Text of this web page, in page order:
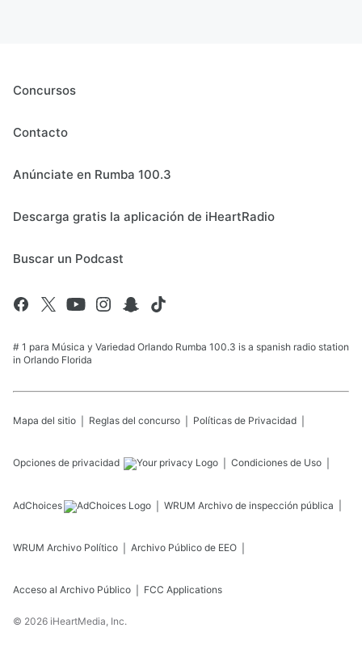
Concursos
Contacto
Anúnciate en Rumba 100.3
Descarga gratis la aplicación de iHeartRadio
Buscar un Podcast
# 1 para Música y Variedad Orlando Rumba 100.3 is a spanish radio station
in Orlando Florida
Mapa del sitio Reglas del concurso Políticas de Privacidad
Opciones de privacidad Condiciones de Uso
AdChoices WRUM Archivo de inspección pública
WRUM Archivo Político Archivo Público de EEO
Acceso al Archivo Público FCC Applications
© 2026 iHeartMedia, Inc.